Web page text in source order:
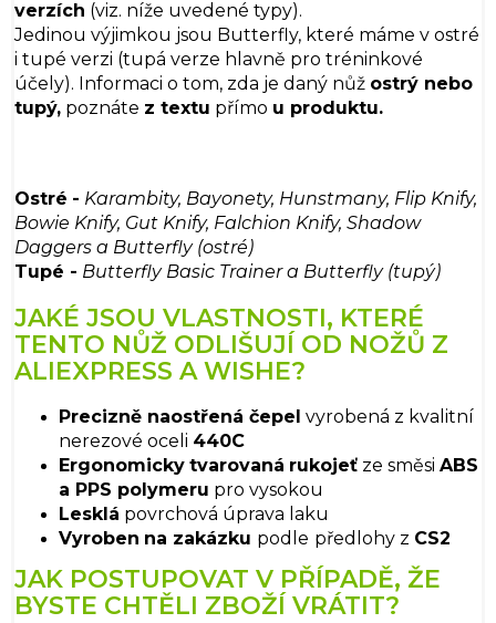
verzích (viz. níže uvedené typy).
Jedinou výjimkou jsou Butterfly, které máme v ostré
i tupé verzi (tupá verze hlavně pro tréninkové
účely). Informaci o tom, zda je daný nůž ostrý nebo
tupý, poznáte z textu přímo u produktu.
Ostré - Karambity, Bayonety, Hunstmany, Flip Knify,
Bowie Knify, Gut Knify, Falchion Knify, Shadow
Daggers a Butterfly (ostré)
Tupé - Butterfly Basic Trainer a Butterfly (tupý)
JAKÉ JSOU VLASTNOSTI, KTERÉ
TENTO NŮŽ ODLIŠUJÍ OD NOŽŮ Z
ALIEXPRESS A WISHE?
Precizně naostřená čepel vyrobená z kvalitní
nerezové oceli 440C
Ergonomicky tvarovaná rukojeť ze směsi ABS
a PPS polymeru pro vysokou
Lesklá povrchová úprava laku
Vyroben na zakázku podle předlohy z CS2
JAK POSTUPOVAT V PŘÍPADĚ, ŽE
BYSTE CHTĚLI ZBOŽÍ VRÁTIT?